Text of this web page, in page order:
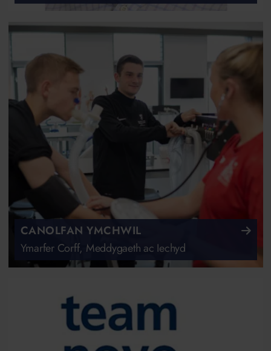
CANOLFAN YMCHWIL
Ymarfer Corff, Meddygaeth ac Iechyd